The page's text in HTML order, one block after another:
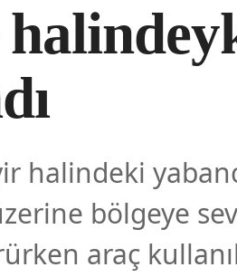
halindeki
bölgeye
araç